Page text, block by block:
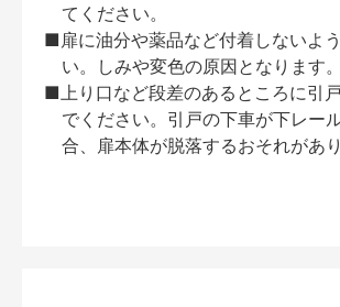
てください。
■扉に油分や薬品など付着しないよ
い。しみや変色の原因となります。
■上り口など段差のあるところに引
でください。引戸の下車が下レー
合、扉本体が脱落するおそれがあり